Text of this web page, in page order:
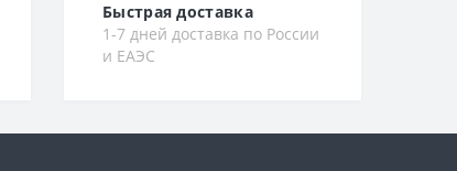
Быстрая доставка
1-7 дней доставка по России
и ЕАЭС